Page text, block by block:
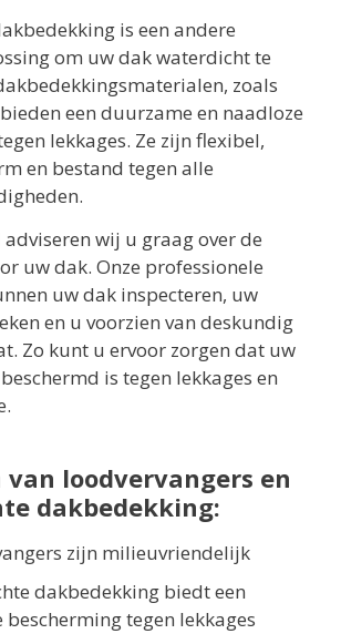
is een andere
om uw dak waterdicht te
zoals
bieden een duurzame en naadloze
lekkages. Ze zijn flexibel,
en bestand tegen alle
wij u graag over de
uw dak. Onze professionele
uw dak inspecteren, uw
en u voorzien van deskundig
Zo kunt u ervoor zorgen dat uw
is tegen lekkages en
van loodvervangers en
dakbedekking:
zijn milieuvriendelijk
dakbedekking biedt een
bescherming tegen lekkages